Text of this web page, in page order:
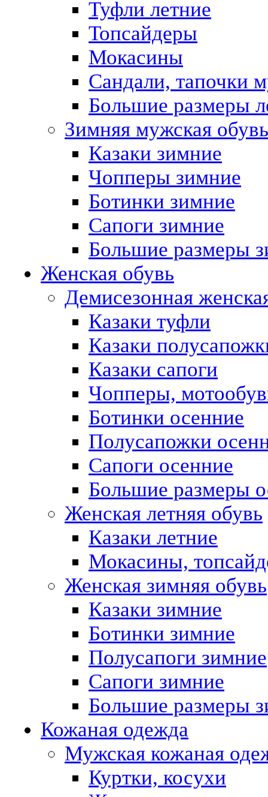
Туфли летние
Топсайдеры
Мокасины
Сандали, тапочки
Большие размеры
Зимняя мужская обувь
Казаки зимние
Чопперы зимние
Ботинки зимние
Сапоги зимние
Большие размеры
Женская обувь
Демисезонная
Казаки туфли
Казаки
Казаки сапоги
Чопперы,
Ботинки осенние
Полусапожки
Сапоги осенние
Большие размеры
Женская летняя обувь
Казаки летние
Мокасины,
Женская зимняя обувь
Казаки зимние
Ботинки зимние
Полусапоги зимние
Сапоги зимние
Большие размеры
Кожаная одежда
Мужская кожаная
Куртки, косухи